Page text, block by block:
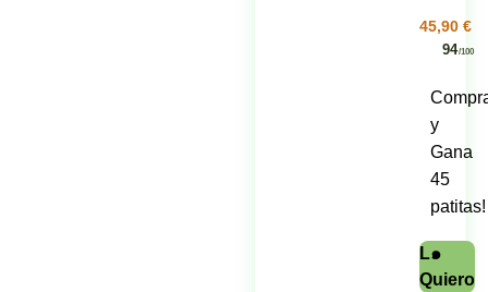
45,90 €
94/100
y
Gana
45
patitas!
L๑
Quiero